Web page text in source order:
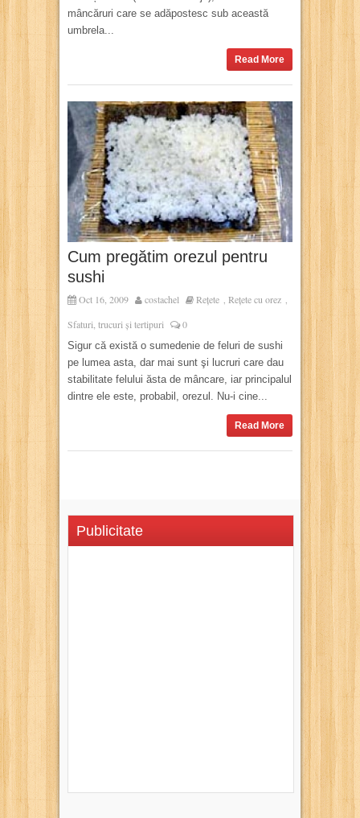
mâncăruri care se adăpostesc sub această
umbrela...
Read More
Cum pregătim orezul pentru
sushi
Oct 16, 2009 costachel Rețete , Rețete cu orez ,
Sfaturi, trucuri și tertipuri 0
Sigur că există o sumedenie de feluri de sushi
pe lumea asta, dar mai sunt şi lucruri care dau
stabilitate felului ăsta de mâncare, iar principalul
dintre ele este, probabil, orezul. Nu-i cine...
Read More
Publicitate